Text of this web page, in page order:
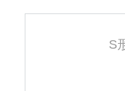
S形曲